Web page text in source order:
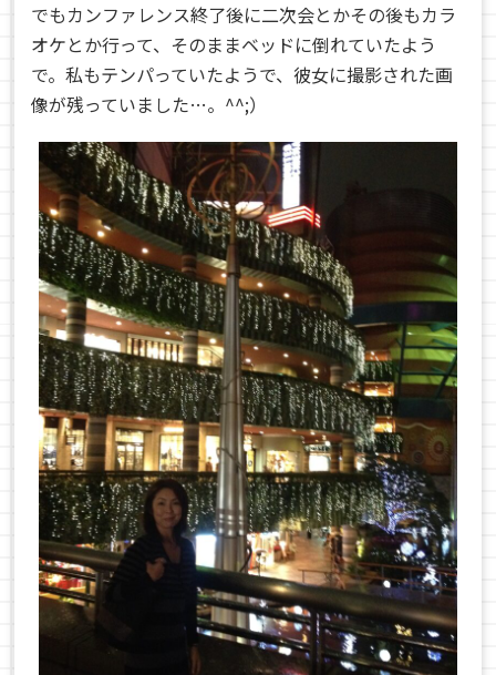
でもカンファレンス終了後に二次会とかその後もカラ
オケとか行って、そのままベッドに倒れていたよう
で。私もテンパっていたようで、彼女に撮影された画
像が残っていました…。^^;）